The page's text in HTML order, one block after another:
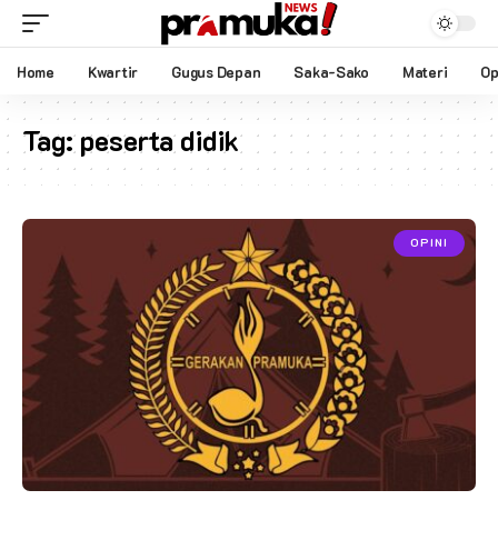
Home Kwartir Gugus Depan Saka-Sako Materi
Tag:peserta didik
OPINI